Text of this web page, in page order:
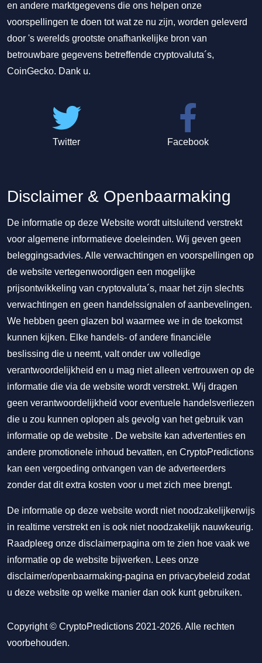
en andere marktgegevens die ons helpen onze
voorspellingen te doen tot wat ze nu zijn, worden geleverd
door 's werelds grootste onafhankelijke bron van
betrouwbare gegevens betreffende cryptovaluta´s,
CoinGecko. Dank u.
Twitter Facebook
Disclaimer & Openbaarmaking
De informatie op deze Website wordt uitsluitend verstrekt
voor algemene informatieve doeleinden. Wij geven geen
beleggingsadvies. Alle verwachtingen en voorspellingen op
de website vertegenwoordigen een mogelijke
prijsontwikkeling van cryptovaluta´s, maar het zijn slechts
verwachtingen en geen handelssignalen of aanbevelingen.
We hebben geen glazen bol waarmee we in de toekomst
kunnen kijken. Elke handels- of andere financiële
beslissing die u neemt, valt onder uw volledige
verantwoordelijkheid en u mag niet alleen vertrouwen op de
informatie die via de website wordt verstrekt. Wij dragen
geen verantwoordelijkheid voor eventuele handelsverliezen
die u zou kunnen oplopen als gevolg van het gebruik van
informatie op de website . De website kan advertenties en
andere promotionele inhoud bevatten, en CryptoPredictions
kan een vergoeding ontvangen van de adverteerders
zonder dat dit extra kosten voor u met zich mee brengt.
De informatie op deze website wordt niet noodzakelijkerwijs
in realtime verstrekt en is ook niet noodzakelijk nauwkeurig.
Raadpleeg onze disclaimerpagina om te zien hoe vaak we
informatie op de website bijwerken. Lees onze
disclaimer/openbaarmaking-pagina en privacybeleid zodat
u deze website op welke manier dan ook kunt gebruiken.
Copyright © CryptoPredictions 2021-2026. Alle rechten
voorbehouden.